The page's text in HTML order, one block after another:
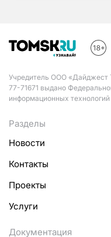
Учредитель ООО
77-71671 выдано
информационных
Разделы
Новости
Контакты
Проекты
Услуги
Документация